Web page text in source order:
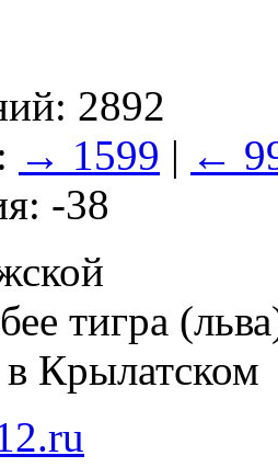
2892
→ 1599 | ←
-38
тигра
в Крылатском